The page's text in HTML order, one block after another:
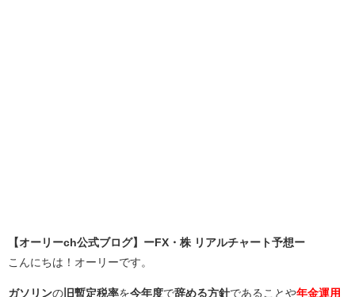
【オーリーch公式ブログ】ーFX・株 リアルチャート予想ー
こんにちは！オーリーです。
ガソリンの 旧暫定税率を今年度で辞める方針であることや年金運用